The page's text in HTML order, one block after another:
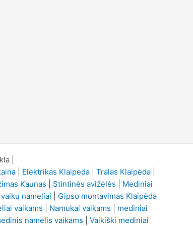
|
| Elektrikas Klaipeda| Tralas Klaipėda|
Kaunas Stintinės avižėlės
Mediniai
nameliai
Gipso montavimas Klaipėda
vaikams Namukai vaikams
mediniai
namelis vaikams Vaikiški mediniai